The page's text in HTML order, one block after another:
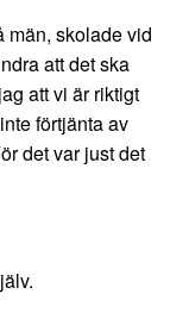
män, skolade vid
att det ska
att vi är riktigt
förtjänta av
det var just det